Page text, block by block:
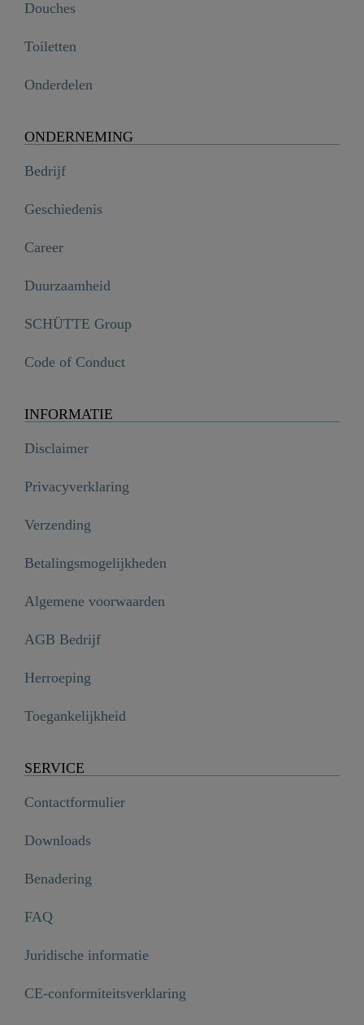
Douches
Toiletten
Onderdelen
ONDERNEMING
Bedrijf
Geschiedenis
Career
Duurzaamheid
SCHÜTTE Group
Code of Conduct
INFORMATIE
Disclaimer
Privacyverklaring
Verzending
Betalingsmogelijkheden
Algemene voorwaarden
AGB Bedrijf
Herroeping
Toegankelijkheid
SERVICE
Contactformulier
Downloads
Benadering
FAQ
Juridische informatie
CE-conformiteitsverklaring